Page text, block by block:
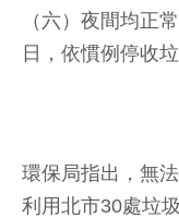
（六）夜間均正
日，依慣例停收垃
環保局指出，無
利用北市30處垃